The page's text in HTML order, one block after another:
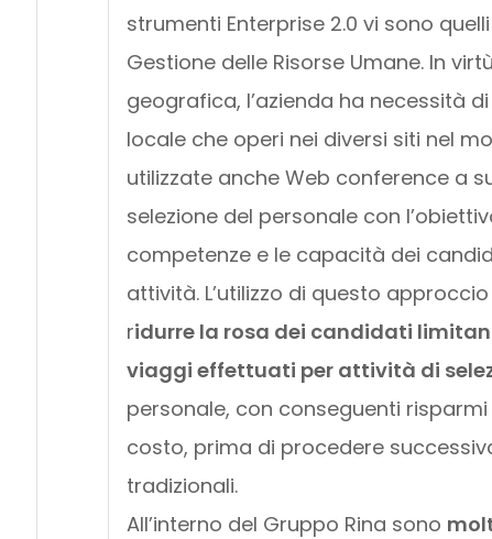
strumenti Enterprise 2.0 vi sono
Gestione delle Risorse Umane. In
geografica, l’azienda ha necessità
locale che operi nei diversi siti nel
utilizzate anche Web conference a
selezione del personale con
competenze e le capacità dei
attività. L’utilizzo di questo
ridurre la rosa dei candidati
viaggi effettuati per attività di
personale, con conseguenti
costo, prima di procedere
tradizionali.
All’interno del Gruppo Rina sono